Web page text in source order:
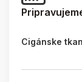
Cigánske